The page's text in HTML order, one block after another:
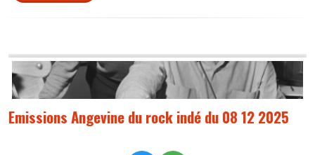
Emissions Angevine du rock indé du 08 12 2025